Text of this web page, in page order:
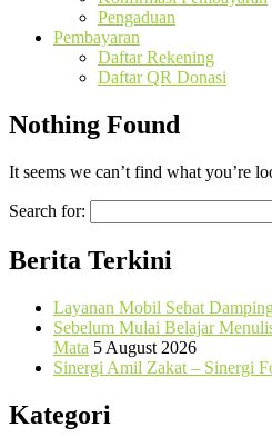
Pengaduan
Pembayaran
Daftar Rekening
Daftar QR Donasi
Nothing Found
It seems we can’t find what you’re
Search for:
Berita Terkini
Layanan Mobil Sehat
Sebelum Mulai Belajar
Mata 5 August 2026
Sinergi Amil Zakat – Sinergi
Kategori